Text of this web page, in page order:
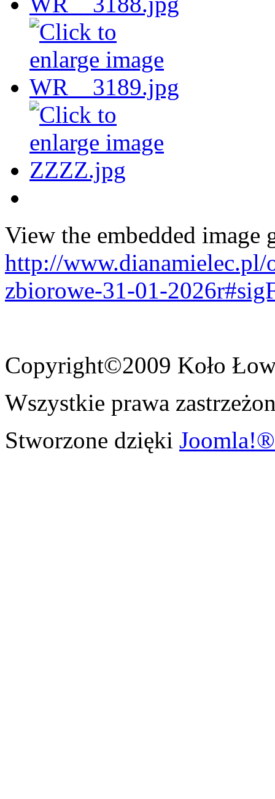
View the embedded image
http://
zbiorowe-31-01-
Copyright©2009 Koło
Wszystkie prawa
Stworzone dzięki Joomla!®